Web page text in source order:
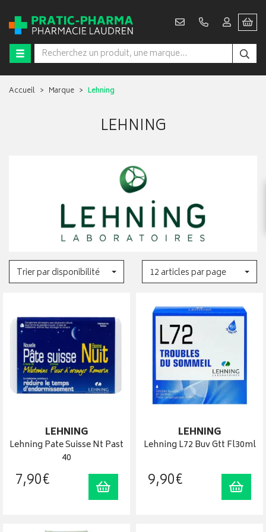
Accueil Marque Lehning
LEHNING
Trier par disponibilité 12 articles par page
LEHNING
Lehning Pate Suisse Nt Past
40
7,90€ Ajouter au panier
LEHNING
Lehning L72 Buv Gtt Fl30ml
9,90€